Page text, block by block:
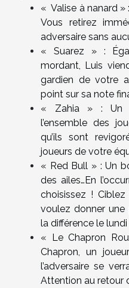
« Valise à nanard »
Vous retirez
adversaire sans
« Suarez » :
mordant, Luis
gardien de votre
point sur sa note
« Zahia » : Un
l’ensemble des
qu’ils sont
joueurs de votre
« Red Bull » : Un
des ailes…En
choisissez !
voulez donner une
la différence le
« Le Chapron
Chapron, un
l’adversaire se
Attention au retour